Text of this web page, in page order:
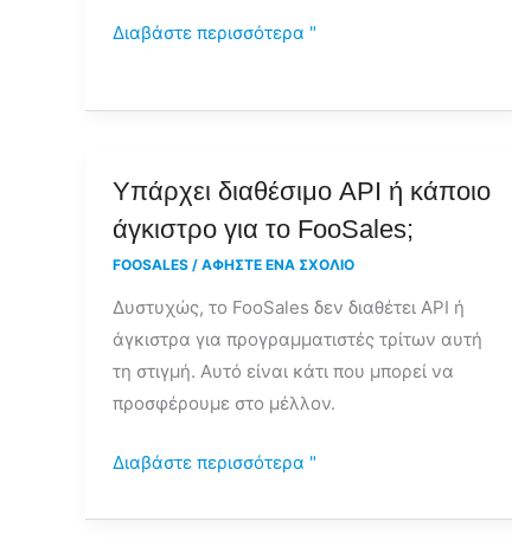
Διαβάστε περισσότερα "
Υπάρχει διαθέσιμο API ή κάποιο
άγκιστρο για το FooSales;
FOOSALES / ΑΦΉΣΤΕ ΈΝΑ ΣΧΌΛΙΟ
Δυστυχώς, το FooSales δεν διαθέτει API ή
άγκιστρα για προγραμματιστές τρίτων αυτή
τη στιγμή. Αυτό είναι κάτι που μπορεί να
προσφέρουμε στο μέλλον.
Υπάρχει
διαθέσιμο
κάποιο
άγκιστρο
για
το
Διαβάστε περισσότερα "